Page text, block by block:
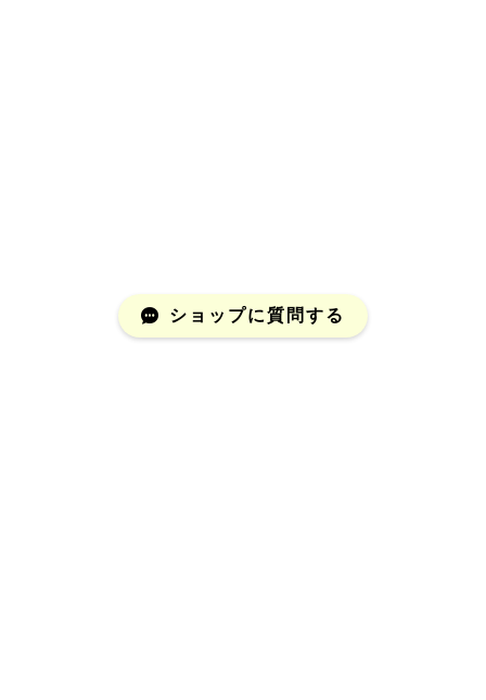
ショップに質問する